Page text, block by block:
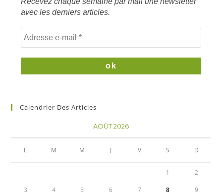
avec les derniers articles.
Calendrier Des Articles
AOÛT 2026
L M M J V S D
1 2
3 4 5 6 7 8 9